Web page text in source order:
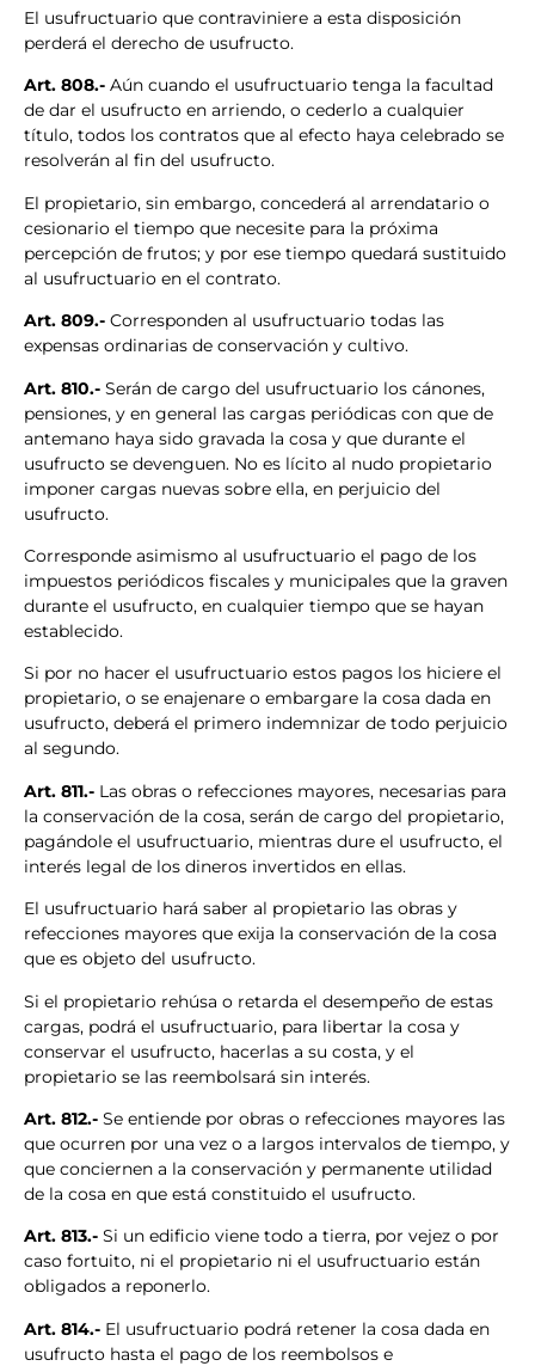
El usufructuario que contraviniere a esta disposición
perderá el derecho de usufructo.
Art. 808.- Aún cuando el usufructuario tenga la facultad
de dar el usufructo en arriendo, o cederlo a cualquier
título, todos los contratos que al efecto haya celebrado se
resolverán al fin del usufructo.
El propietario, sin embargo, concederá al arrendatario o
cesionario el tiempo que necesite para la próxima
percepción de frutos; y por ese tiempo quedará sustituido
al usufructuario en el contrato.
Art. 809.- Corresponden al usufructuario todas las
expensas ordinarias de conservación y cultivo.
Art. 810.- Serán de cargo del usufructuario los cánones,
pensiones, y en general las cargas periódicas con que de
antemano haya sido gravada la cosa y que durante el
usufructo se devenguen. No es lícito al nudo propietario
imponer cargas nuevas sobre ella, en perjuicio del
usufructo.
Corresponde asimismo al usufructuario el pago de los
impuestos periódicos fiscales y municipales que la graven
durante el usufructo, en cualquier tiempo que se hayan
establecido.
Si por no hacer el usufructuario estos pagos los hiciere el
propietario, o se enajenare o embargare la cosa dada en
usufructo, deberá el primero indemnizar de todo perjuicio
al segundo.
Art. 811.- Las obras o refecciones mayores, necesarias para
la conservación de la cosa, serán de cargo del propietario,
pagándole el usufructuario, mientras dure el usufructo, el
interés legal de los dineros invertidos en ellas.
El usufructuario hará saber al propietario las obras y
refecciones mayores que exija la conservación de la cosa
que es objeto del usufructo.
Si el propietario rehúsa o retarda el desempeño de estas
cargas, podrá el usufructuario, para libertar la cosa y
conservar el usufructo, hacerlas a su costa, y el
propietario se las reembolsará sin interés.
Art. 812.- Se entiende por obras o refecciones mayores las
que ocurren por una vez o a largos intervalos de tiempo, y
que conciernen a la conservación y permanente utilidad
de la cosa en que está constituido el usufructo.
Art. 813.- Si un edificio viene todo a tierra, por vejez o por
caso fortuito, ni el propietario ni el usufructuario están
obligados a reponerlo.
Art. 814.- El usufructuario podrá retener la cosa dada en
usufructo hasta el pago de los reembolsos e